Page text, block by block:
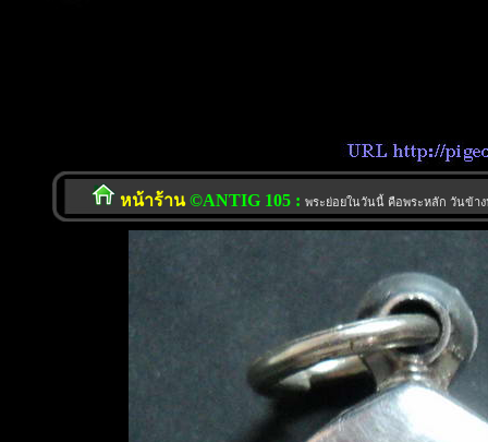
หน้าร้าน©ANTIG 105 : พระย่อยในวันนี้ คือพระหลัก วันข้า